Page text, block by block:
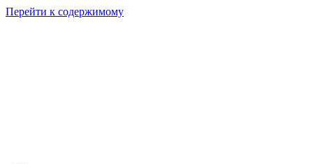
Перейти к содержимому